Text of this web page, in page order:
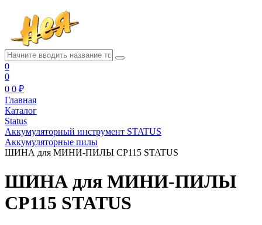
0
0
0 0 ₽
Главная
Каталог
Status
Аккумуляторный инструмент STATUS
Аккумуляторные пилы
ШИНА для МИНИ-ПИЛЫ CP115 STATUS
ШИНА для МИНИ-ПИЛЫ
CP115 STATUS